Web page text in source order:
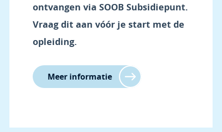
ontvangen via SOOB Subsidiepunt.
Vraag dit aan vóór je start met de
opleiding.
Meer informatie